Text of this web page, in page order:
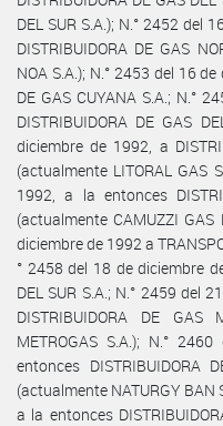
DEL SUR S.A.); N.° 2452 del
DISTRIBUIDORA DE GAS
NOA S.A.); N.° 2453 del 16
DE GAS CUYANA S.A.; N.°
DISTRIBUIDORA DE GAS
diciembre de 1992, a
(actualmente LITORAL GAS
1992, a la entonces
(actualmente CAMUZZI
diciembre de 1992 a
° 2458 del 18 de diciembre
DEL SUR S.A.; N.° 2459 del
DISTRIBUIDORA DE GAS
METROGAS S.A.); N.°
entonces DISTRIBUIDORA
(actualmente NATURGY BAN
a la entonces